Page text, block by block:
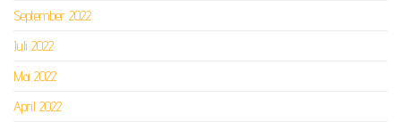
September 2022
Juli 2022
Mai 2022
April 2022